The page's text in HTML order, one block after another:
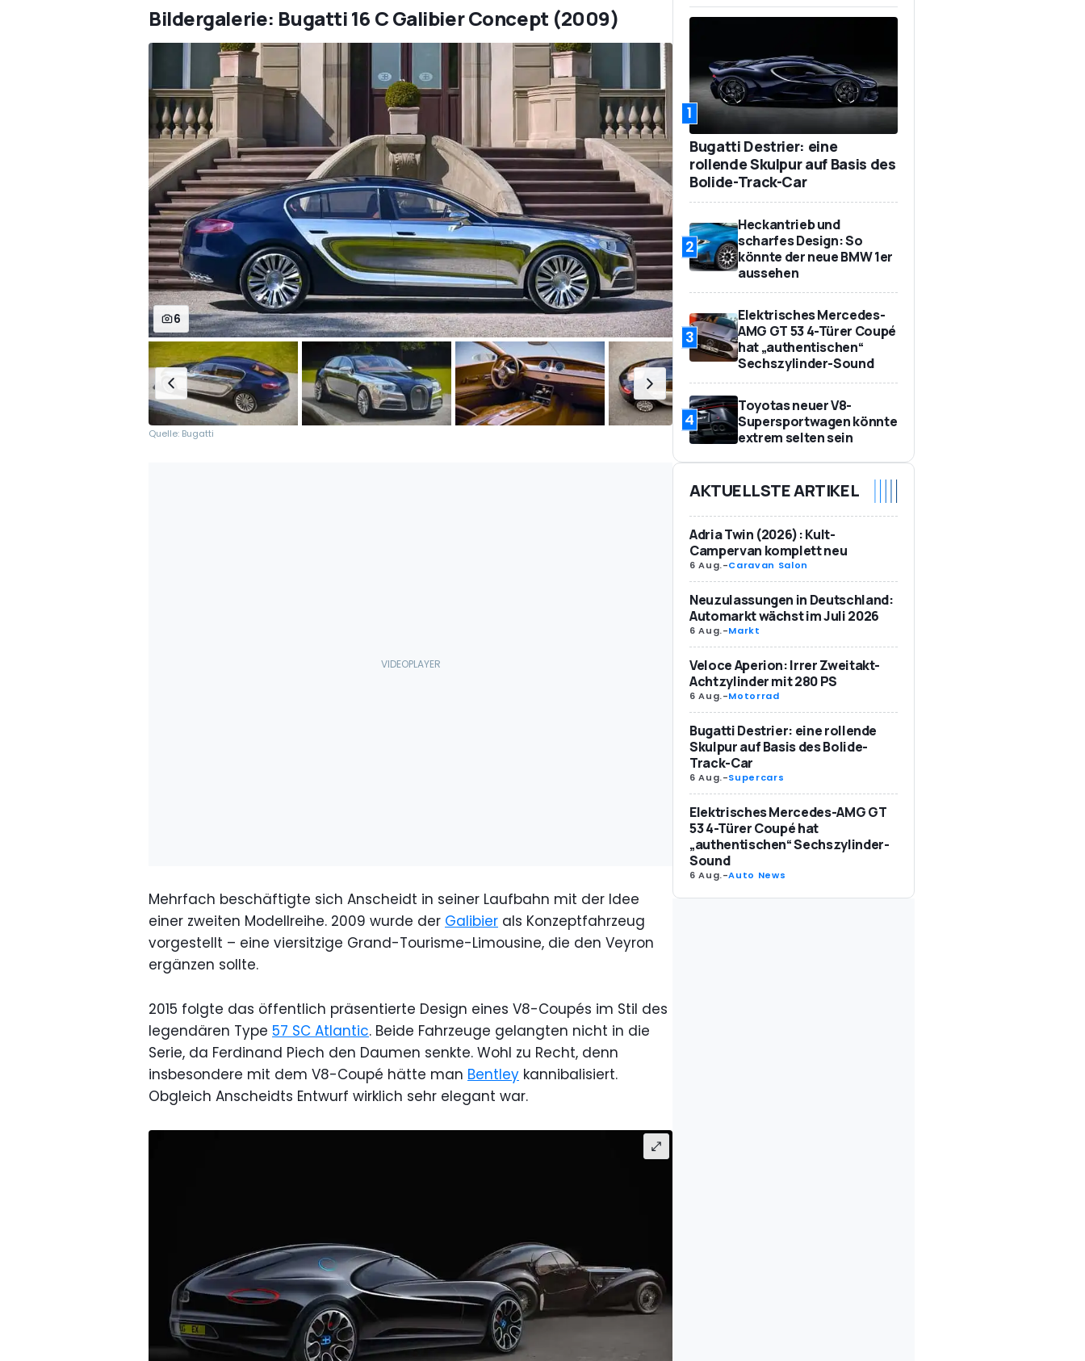
Bildergalerie: Bugatti 16 C Galibier Concept (2009)
6
Quelle: Bugatti
Mehrfach beschäftigte sich Anscheidt in seiner Laufbahn mit der Idee
einer zweiten Modellreihe. 2009 wurde der Galibier als Konzeptfahrzeug
vorgestellt – eine viersitzige Grand-Tourisme-Limousine, die den Veyron
ergänzen sollte.
2015 folgte das öffentlich präsentierte Design eines V8-Coupés im Stil des
legendären Type 57 SC Atlantic. Beide Fahrzeuge gelangten nicht in die
Serie, da Ferdinand Piech den Daumen senkte. Wohl zu Recht, denn
insbesondere mit dem V8-Coupé hätte man Bentley kannibalisiert.
Obgleich Anscheidts Entwurf wirklich sehr elegant war.
1
Bugatti Destrier: eine
rollende Skulpur auf Basis des
Bolide-Track-Car
2
Heckantrieb und
scharfes Design: So
könnte der neue BMW 1er
aussehen
3
Elektrisches Mercedes-
AMG GT 53 4-Türer Coupé
hat „authentischen“
Sechszylinder-Sound
4
Toyotas neuer V8-
Supersportwagen könnte
extrem selten sein
AKTUELLSTE ARTIKEL
Adria Twin (2026): Kult-
Campervan komplett neu
6 Aug.-Caravan Salon
Neuzulassungen in Deutschland:
Automarkt wächst im Juli 2026
6 Aug.-Markt
Veloce Aperion: Irrer Zweitakt-
Achtzylinder mit 280 PS
6 Aug.-Motorrad
Bugatti Destrier: eine rollende
Skulpur auf Basis des Bolide-
Track-Car
6 Aug.-Supercars
Elektrisches Mercedes-AMG GT
53 4-Türer Coupé hat
„authentischen“ Sechszylinder-
Sound
6 Aug.-Auto News